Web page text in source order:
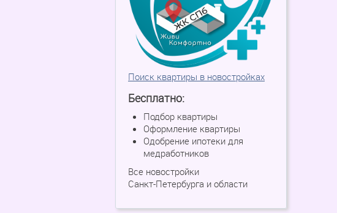
Поиск квартиры в новостройках
Бесплатно:
Подбор квартиры
Оформление квартиры
Одобрение ипотеки для
медработников
Все новостройки
Санкт-Петербурга и области